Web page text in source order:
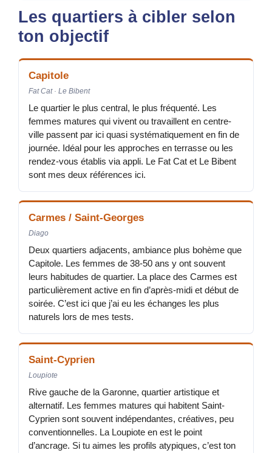
Les quartiers à cibler selon
ton objectif
Capitole
Fat Cat · Le Bibent
Le quartier le plus central, le plus fréquenté. Les
femmes matures qui vivent ou travaillent en centre-
ville passent par ici quasi systématiquement en fin de
journée. Idéal pour les approches en terrasse ou les
rendez-vous établis via appli. Le Fat Cat et Le Bibent
sont mes deux références ici.
Carmes / Saint-Georges
Diago
Deux quartiers adjacents, ambiance plus bohème que
Capitole. Les femmes de 38-50 ans y ont souvent
leurs habitudes de quartier. La place des Carmes est
particulièrement active en fin d’après-midi et début de
soirée. C’est ici que j’ai eu les échanges les plus
naturels lors de mes tests.
Saint-Cyprien
Loupiote
Rive gauche de la Garonne, quartier artistique et
alternatif. Les femmes matures qui habitent Saint-
Cyprien sont souvent indépendantes, créatives, peu
conventionnelles. La Loupiote en est le point
d’ancrage. Si tu aimes les profils atypiques, c’est ton